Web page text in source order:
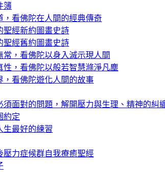
簿
，看佛陀在人間的經典傳奇
聖經新約圖畫史詩
聖經舊約圖畫史詩
常，看佛陀以身入滅示現人間
性，看佛陀以般若智慧滌淨凡塵
，看佛陀遊化人間的故事
面對的問題，解開壓力與生理、精神的糾
約定
生最好的練習
壓力症候群自我療癒聖經